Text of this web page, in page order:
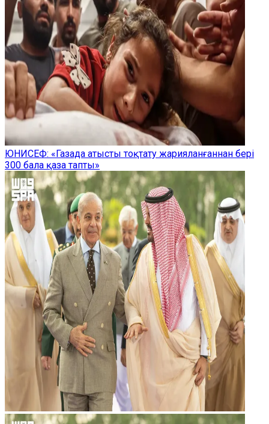
ЮНИСЕФ: «Газада атысты тоқтату жарияланғаннан бері
300 бала қаза тапты»